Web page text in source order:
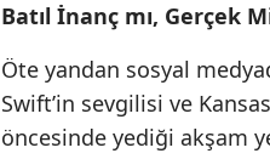
Batıl İnanç mı, Gerçek
Öte yandan sosyal
Swift’in sevgilisi ve
öncesinde yediği akşam